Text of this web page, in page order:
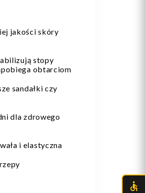
jakości skóry
stopy
obtarciom
sandałki czy
dla zdrowego
i elastyczna